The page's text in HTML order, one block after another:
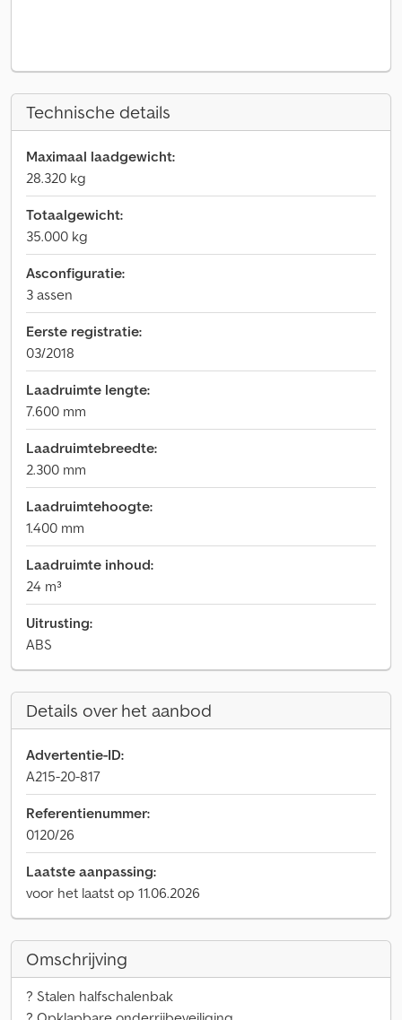
Technische details
Maximaal laadgewicht:
28.320 kg
Totaalgewicht:
35.000 kg
Asconfiguratie:
3 assen
Eerste registratie:
03/2018
Laadruimte lengte:
7.600 mm
Laadruimtebreedte:
2.300 mm
Laadruimtehoogte:
1.400 mm
Laadruimte inhoud:
24 m³
Uitrusting:
ABS
Details over het aanbod
Advertentie-ID:
A215-20-817
Referentienummer:
0120/26
Laatste aanpassing:
voor het laatst op 11.06.2026
Omschrijving
? Stalen halfschalenbak